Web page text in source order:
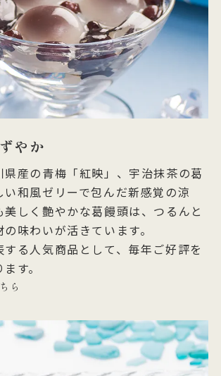
やか
県産の青梅「紅映」、宇治抹茶の葛
和風ゼリーで包んだ新感覚の涼
しく艶やかな葛饅頭は、つるんと
味わいが活きています。
る人気商品として、毎年ご好評を
す。
ら